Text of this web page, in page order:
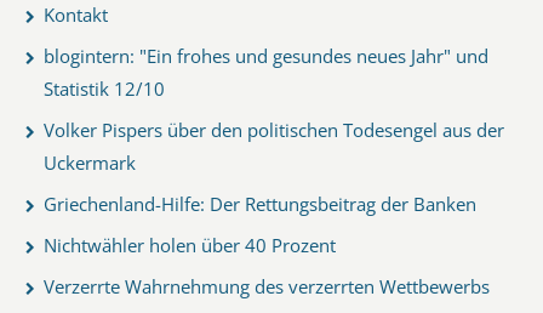
Kontakt
blogintern: "Ein frohes und gesundes neues Jahr" und
Statistik 12/10
Volker Pispers über den politischen Todesengel aus der
Uckermark
Griechenland-Hilfe: Der Rettungsbeitrag der Banken
Nichtwähler holen über 40 Prozent
Verzerrte Wahrnehmung des verzerrten Wettbewerbs